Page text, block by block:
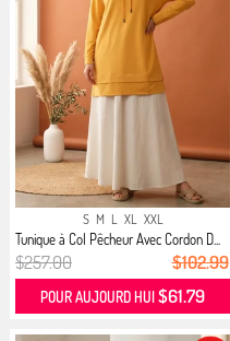
S M L XL XXL
Tunique à Col Pêcheur Avec Cordon D...
$257.00 $102.99
POUR AUJOURD HUI$61.79